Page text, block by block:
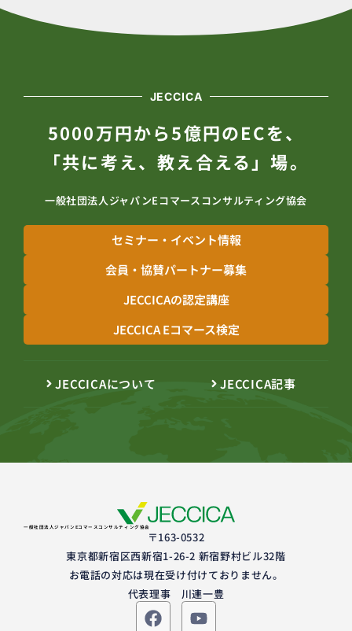
JECCICA
5000万円から5億円のECを、
「共に考え、教え合える」場。
一般社団法人ジャパンEコマースコンサルティング協会
セミナー・イベント情報
会員・協賛パートナー募集
JECCICAの認定講座
JECCICA Eコマース検定
JECCICAについて JECCICA記事
一般社団法人ジャパンEコマースコンサルティング協会
〒163-0532
東京都新宿区西新宿1-26-2 新宿野村ビル32階
お電話の対応は現在受け付けておりません。
代表理事 川連一豊